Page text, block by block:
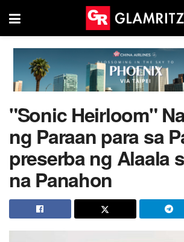
"Sonic Heirloom"
ng Paraan para sa
preserba ng Alaala
na Panahon